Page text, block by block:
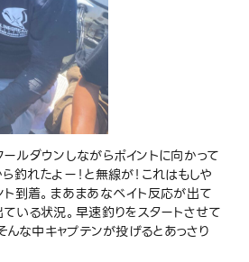
ルダウンしながらポイントに向かって
釣れたよー！と無線が！これはもしや
到着。まあまあなベイト反応が出て
いる状況。早速釣りをスタートさせて
んな中キャプテンが投げるとあっさり